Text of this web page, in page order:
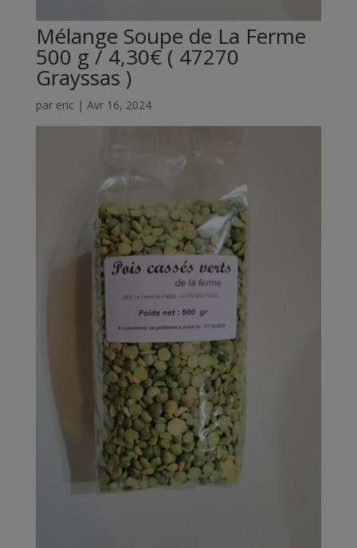
Mélange Soupe de La Ferme
500 g / 4,30€ ( 47270
Grayssas )
par eric | Avr 16, 2024